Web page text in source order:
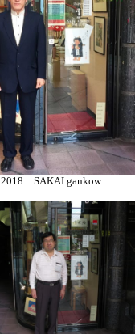
2018 SAKAI gankow